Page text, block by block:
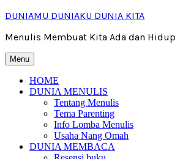
Skip
content
DUNIAMU DUNIAKU DUNIA KITA
Menulis Membuat Kita Ada dan Hidup
Menu
HOME
DUNIA MENULIS
Tentang Menulis
Tema Parenting
Info Lomba Menulis
Usaha Nang Omah
DUNIA MEMBACA